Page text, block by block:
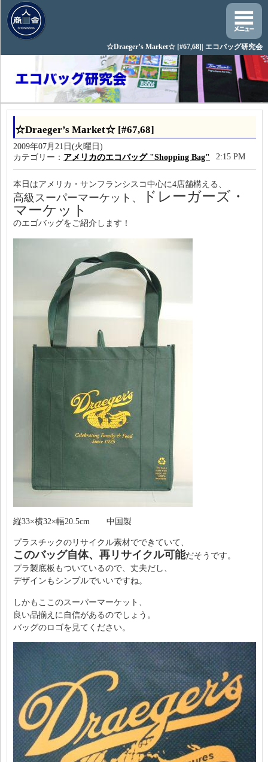
☆Draeger’s Market☆ [#67,68]| エコバッグ研究会
☆Draeger’s Market☆ [#67,68]
2009年07月21日(火曜日)
カテゴリー： アメリカのエコバッグ "Shopping Bag" 2:15 PM
本日はアメリカ・サンフランシスコ中心に4店舗構える、
高級スーパーマーケット、
ドレーガーズ・
マーケット
のエゴバッグをご紹介します！
縦33×横32×幅20.5cm 中国製
プラスチックのリサイクル素材でできていて、
このバッグ自体、再リサイクル可能だそうです。
プラ製底板もついているので、丈夫だし、
デザインもシンプルでいいですね。
しかもここのスーパーマーケット、
良い品揃えに自信があるのでしょう。
バッグのロゴを見てください。